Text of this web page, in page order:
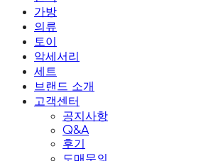
가방
의류
토이
악세서리
세트
브랜드 소개
고객센터
공지사항
Q&A
후기